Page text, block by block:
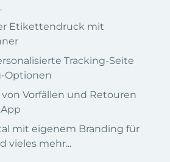
Etikettendruck mit
Tracking-Seite
Optionen
Vorfällen und Retouren
mit eigenem Branding für
vieles mehr...